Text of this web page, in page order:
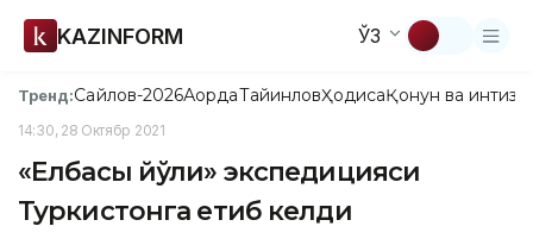
KAZINFORM ЎЗ
Тренд:Сайлов-2026АқордаТайинловҲодисаҚонун ва
14:30, 28 Октябр 2021
«Елбасы йўли» экспедицияси
Туркистонга етиб келди